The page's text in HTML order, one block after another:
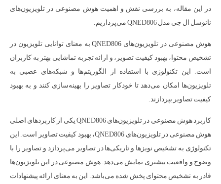
در این مقاله، به بررسی نقش و اهمیت هوش مصنوعی در تلویزیون‌های
نانوسل ال جی مدل QNED806 می‌پردازیم.
هوش مصنوعی در تلویزیون‌های QNED806 به معنای توانایی تلویزیون در
تشخیص محتوا، بهبود کیفیت تصویر، و ارائه تجربه تماشایی بهتر به کاربران
است. این تکنولوژی با استفاده از الگوریتم‌ها و شبکه‌های عصبی به
تلویزیون‌ها امکان می‌دهد تا خودکار تصاویر را بهینه‌سازی کنند و به بهبود
کیفیت تصاویر بپردازند.
کاربرد هوش مصنوعی در تلویزیون‌های QNED806 یکی از کاربردهای اصلی
هوش مصنوعی در تلویزیون‌های QNED806، بهبود کیفیت تصاویر است. این
تکنولوژی به تشخیص نویز‌ها و تاریکی‌ها در تصاویر می‌پردازد و تصاویر را با
وضوح و واقعیت بیشتری نمایش می‌دهد. هوش مصنوعی در این تلویزیون‌ها
قادر به تشخیص محتوای پخش شده می‌باشد. این به معنای ارائه پیشنهادات